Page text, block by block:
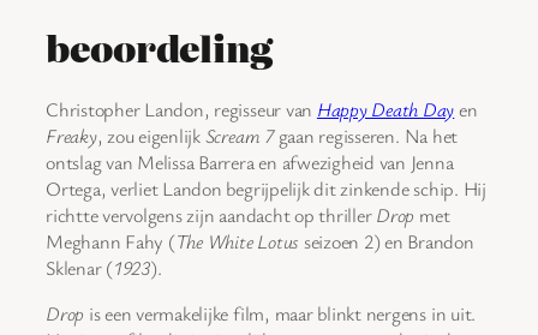
beoordeling
Christopher Landon, regisseur van Happy Death Dayen
Freaky, zou eigenlijkScream 7gaan regisseren. Na het
ontslag van Melissa Barrera en afwezigheid van Jenna
Ortega, verliet Landon begrijpelijk dit zinkende schip. Hij
richtte vervolgens zijn aandacht op thrillerDrop met
Meghann Fahy (The White Lotus seizoen 2) en Brandon
Sklenar (1923).
Drop is een vermakelijke film, maar blinkt nergens in uit.